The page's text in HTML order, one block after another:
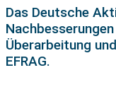
Das Deutsche
Überarbeitung
EFRAG.